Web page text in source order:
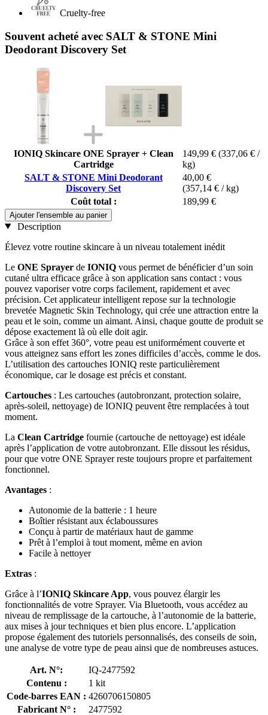
Cruelty-free
Souvent acheté avec SALT & STONE Mini
Deodorant Discovery Set
IONIQ Skincare ONE Sprayer + Clean
Cartridge
149,99 € (337,06 € /
kg)
SALT & STONE Mini Deodorant
Discovery Set
40,00 €
(357,14 € / kg)
Coût total :
189,99 €
Ajouter l'ensemble au panier
Description
Élevez votre routine skincare à un niveau totalement inédit
Le ONE Sprayer de IONIQ vous permet de bénéficier d’un soin
cutané ultra efficace grâce à son application sans contact : vous
pouvez vaporiser votre corps facilement, rapidement et avec
précision. Cet applicateur intelligent repose sur la technologie
brevetée Magnetic Skin Technology, qui crée une attraction entre la
peau et le soin, comme un aimant. Ainsi, chaque goutte de produit se
dépose exactement là où elle doit agir.
Grâce à son effet 360°, votre peau est uniformément couverte et
vous atteignez sans effort les zones difficiles d’accès, comme le dos.
L’utilisation des cartouches IONIQ reste particulièrement
économique, car le dosage est précis et constant.
Cartouches : Les cartouches (autobronzant, protection solaire,
après-soleil, nettoyage) de IONIQ peuvent être remplacées à tout
moment.
La Clean Cartridge fournie (cartouche de nettoyage) est idéale
après l’application de votre autobronzant. Elle dissout les résidus,
pour que votre ONE Sprayer reste toujours propre et parfaitement
fonctionnel.
Avantages :
Autonomie de la batterie : 1 heure
Boîtier résistant aux éclaboussures
Conçu à partir de matériaux haut de gamme
Prêt à l’emploi à tout moment, même en avion
Facile à nettoyer
Extras :
Grâce à l’IONIQ Skincare App, vous pouvez élargir les
fonctionnalités de votre Sprayer. Via Bluetooth, vous accédez au
niveau de remplissage de la cartouche, à l’autonomie de la batterie,
aux mises à jour techniques et bien plus encore. L’application
propose également des tutoriels personnalisés, des conseils de soin,
une analyse de votre type de peau ainsi que de nombreuses astuces.
Art. N°:
IQ-2477592
Contenu :
1 kit
Code-barres EAN : 4260706150805
Fabricant N° :
2477592